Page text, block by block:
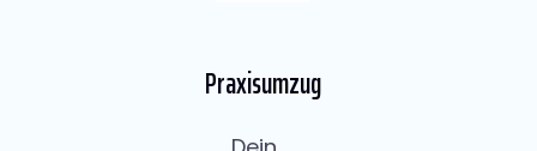
Praxisumzug